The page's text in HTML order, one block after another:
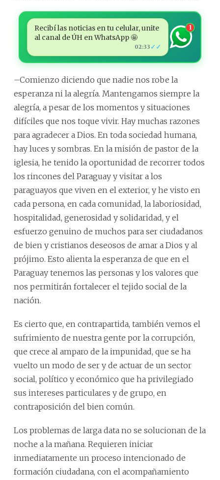
Recibí las noticias en tu celular, unite
al canal de ÚH en WhatsApp 🤩
02:33 ✓✓
1
–Comienzo diciendo que nadie nos robe la
esperanza ni la alegría. Mantengamos siempre la
alegría, a pesar de los momentos y situaciones
difíciles que nos toque vivir. Hay muchas razones
para agradecer a Dios. En toda sociedad humana,
hay luces y sombras. En la misión de pastor de la
iglesia, he tenido la oportunidad de recorrer todos
los rincones del Paraguay y visitar a los
paraguayos que viven en el exterior, y he visto en
cada persona, en cada comunidad, la laboriosidad,
hospitalidad, generosidad y solidaridad, y el
esfuerzo genuino de muchos para ser ciudadanos
de bien y cristianos deseosos de amar a Dios y al
prójimo. Esto alienta la esperanza de que en el
Paraguay tenemos las personas y los valores que
nos permitirán fortalecer el tejido social de la
nación.
Es cierto que, en contrapartida, también vemos el
sufrimiento de nuestra gente por la corrupción,
que crece al amparo de la impunidad, que se ha
vuelto un modo de ser y de actuar de un sector
social, político y económico que ha privilegiado
sus intereses particulares y de grupo, en
contraposición del bien común.
Los problemas de larga data no se solucionan de la
noche a la mañana. Requieren iniciar
inmediatamente un proceso intencionado de
formación ciudadana, con el acompañamiento